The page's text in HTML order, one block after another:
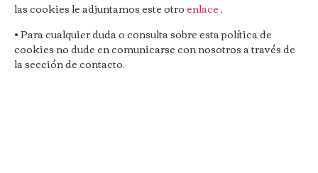
las cookiesle adjuntamos este otroenlace.
• Para cualquier duda o consulta sobre esta política de
cookies no dude en comunicarse con nosotros a través de
la sección de contacto.